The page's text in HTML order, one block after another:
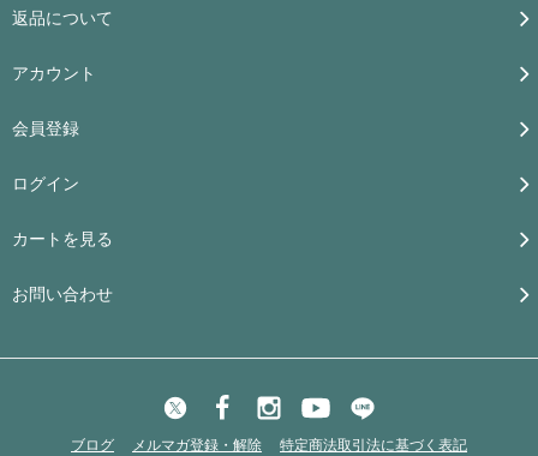
返品について
アカウント
会員登録
ログイン
カートを見る
お問い合わせ
ブログ メルマガ登録・解除 特定商法取引法に基づく表記